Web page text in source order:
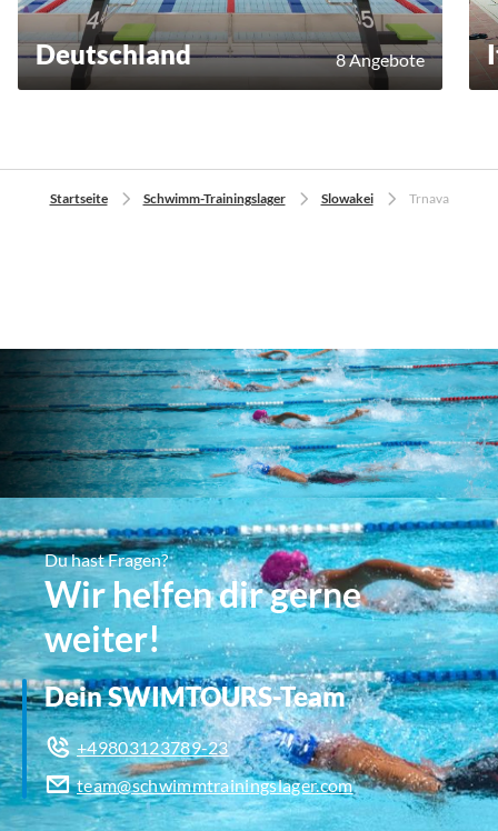
Deutschland 8 Angebote
Startseite Schwimm-Trainingslager Slowakei Trnava
Du hast Fragen?
Wir helfen dir gerne
weiter!
Dein SWIMTOURS-Team
+49803123789-23
team@schwimmtrainingslager.com